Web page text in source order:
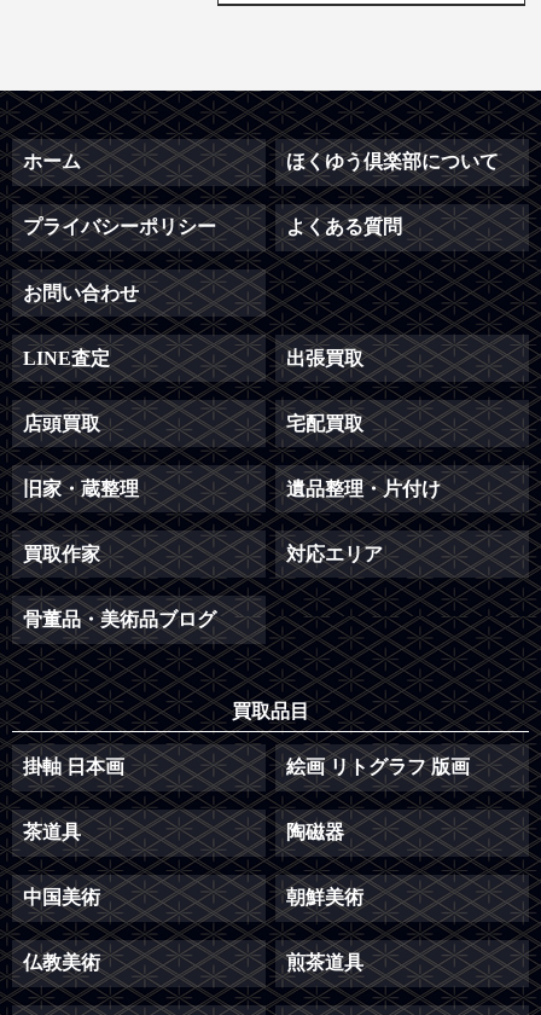
ホーム ほくゆう倶楽部について
プライバシーポリシー よくある質問
お問い合わせ
LINE査定 出張買取
店頭買取 宅配買取
旧家・蔵整理 遺品整理・片付け
買取作家 対応エリア
骨董品・美術品ブログ
買取品目
掛軸 日本画 絵画 リトグラフ 版画
茶道具 陶磁器
中国美術 朝鮮美術
仏教美術 煎茶道具